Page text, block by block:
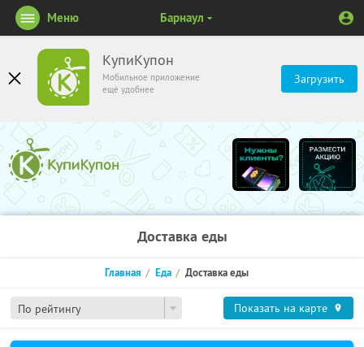
КупиКупон
Мобильное приложение
ещё удобнее
Загрузить
Меню Барнаул
Доставка еды
По рейтингу
Главная Еда Доставка еды
Показать на карте